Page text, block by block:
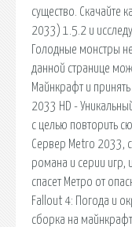
существо. Скачайте
2033) 1.5.2 и
Голодные монстры
данной странице
Майнкрафт и
2033 HD -
с целью повторить
Сервер Metro 2033,
романа и серии игр,
спасет Метро от
Fallout 4: Погода и
сборка на